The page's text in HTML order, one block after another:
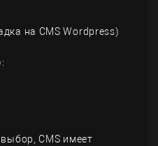
на CMS Wordpress)
CMS имеет